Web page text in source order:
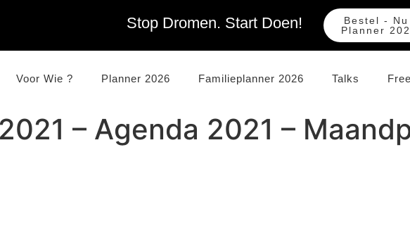
Stop Dromen. Start Doen!
Bestel - Nu
Planner
Voor Wie ? Planner 2026 Familieplanner 2026 Talks
– Agenda 2021 –